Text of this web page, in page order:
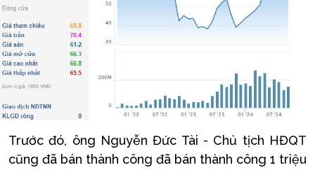
Trước đó, ông Nguyễn Đức Tài - Chủ tịch HĐQT
cũng đã bán thành công đã bán thành công 1 triệu